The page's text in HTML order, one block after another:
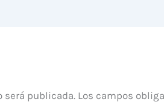
será publicada. Los campos